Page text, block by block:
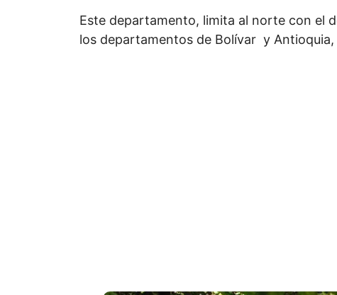
Este departamento, limita al norte con el
los departamentos de Bolívar y